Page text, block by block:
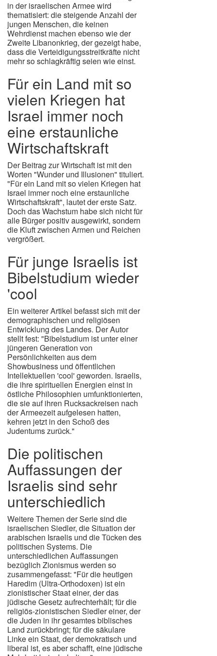
in der israelischen Armee wird
thematisiert: die steigende Anzahl der
jungen Menschen, die keinen
Wehrdienst machen ebenso wie der
Zweite Libanonkrieg, der gezeigt habe,
dass die Verteidigungsstreitkräfte nicht
mehr so schlagkräftig seien wie einst.
Für ein Land mit so
vielen Kriegen hat
Israel immer noch
eine erstaunliche
Wirtschaftskraft
Der Beitrag zur Wirtschaft ist mit den
Worten "Wunder und Illusionen" tituliert.
"Für ein Land mit so vielen Kriegen hat
Israel immer noch eine erstaunliche
Wirtschaftskraft", lautet der erste Satz.
Doch das Wachstum habe sich nicht für
alle Bürger positiv ausgewirkt, sondern
die Kluft zwischen Armen und Reichen
vergrößert.
Für junge Israelis ist
Bibelstudium wieder
'cool
Ein weiterer Artikel befasst sich mit der
demographischen und religiösen
Entwicklung des Landes. Der Autor
stellt fest: "Bibelstudium ist unter einer
jüngeren Generation von
Persönlichkeiten aus dem
Showbusiness und öffentlichen
Intellektuellen 'cool' geworden. Israelis,
die ihre spirituellen Energien einst in
östliche Philosophien umfunktionierten,
die sie auf ihren Rucksackreisen nach
der Armeezeit aufgelesen hatten,
kehren jetzt in den Schoß des
Judentums zurück."
Die politischen
Auffassungen der
Israelis sind sehr
unterschiedlich
Weitere Themen der Serie sind die
israelischen Siedler, die Situation der
arabischen Israelis und die Tücken des
politischen Systems. Die
unterschiedlichen Auffassungen
bezüglich Zionismus werden so
zusammengefasst: "Für die heutigen
Haredim (Ultra-Orthodoxen) ist ein
zionistischer Staat einer, der das
jüdische Gesetz aufrechterhält; für die
religiös-zionistischen Siedler einer, der
die Juden in ihr gesamtes biblisches
Land zurückbringt; für die säkulare
Linke ein Staat, der demokratisch und
liberal ist, es aber schafft, eine jüdische